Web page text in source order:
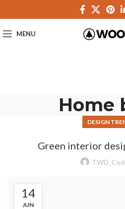
MENU
Home
DESIGN
Green interior
14
JUN